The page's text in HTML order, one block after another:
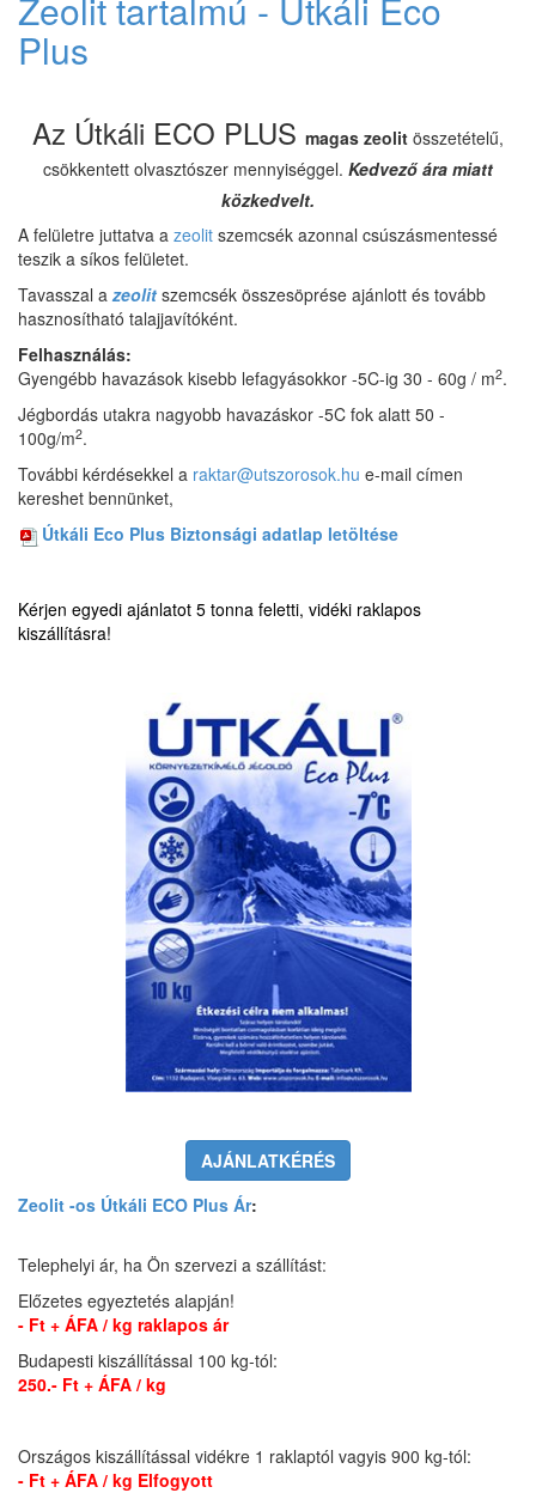
Zeolit tartalmú - Útkáli Eco
Plus
Az Útkáli ECO PLUS magas zeolit összetételű,
csökkentett olvasztószer mennyiséggel. Kedvező ára miatt
közkedvelt.
A felületre juttatva a zeolit szemcsék azonnal csúszásmentessé
teszik a síkos felületet.
Tavasszal azeolit szemcsék összesöprése ajánlott és tovább
hasznosítható talajjavítóként.
Felhasználás:
Gyengébb havazások kisebb lefagyásokkor -5C-ig 30 - 60g / m2.
Jégbordás utakra nagyobb havazáskor -5C fok alatt 50 -
100g/m2.
További kérdésekkel a raktar@utszorosok.hu e-mail címen
kereshet bennünket,
Útkáli Eco Plus Biztonsági adatlap letöltése
Kérjen egyedi ajánlatot 5 tonna feletti, vidéki raklapos
kiszállításra!
AJÁNLATKÉRÉS
Zeolit -os Útkáli ECO Plus Ár:
Telephelyi ár, ha Ön szervezi a szállítást:
Előzetes egyeztetés alapján!
- Ft + ÁFA / kg raklapos ár
Budapesti kiszállítással 100 kg-tól:
250.- Ft + ÁFA / kg
Országos kiszállítással vidékre 1 raklaptól vagyis 900 kg-tól:
- Ft + ÁFA / kg Elfogyott